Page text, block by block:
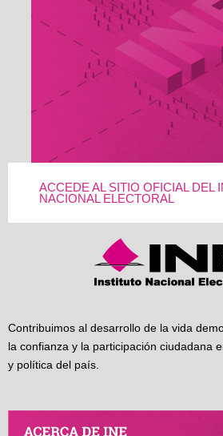
ACCEDE AL SITIO OFICIAL DEL
NACIONAL ELECTORAL
Contribuimos al desarrollo de la vida
la confianza y la participación ciudadana
y política del país.